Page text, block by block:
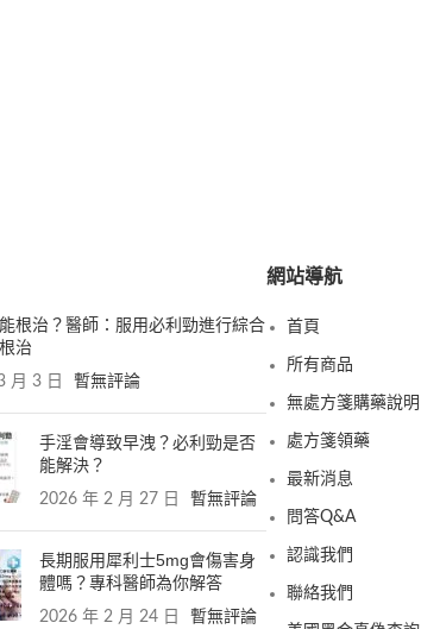
根治？醫師：服用必利勁進行綜合
治
月 3 日 暫無評論
手淫會導致早洩？必利勁是否
能解決？
2026 年 2 月 27 日 暫無評論
長期服用犀利士5mg會傷害身
體嗎？專科醫師為你解答
2026 年 2 月 24 日 暫無評論
網站導航
首頁
所有商品
無處方箋購藥說明
處方箋領藥
最新消息
問答Q&A
認識我們
聯絡我們